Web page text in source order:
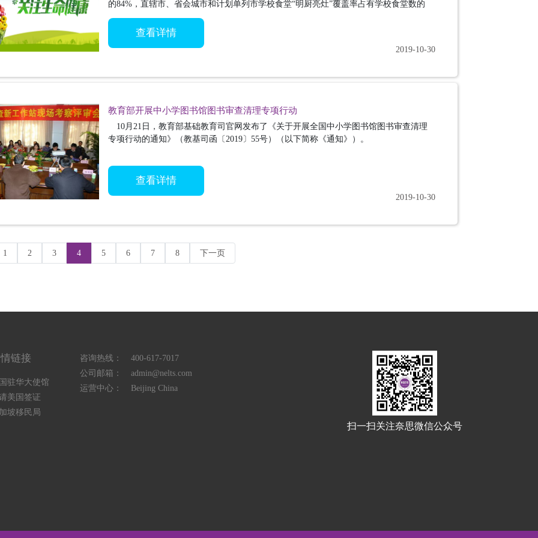
的84%，直辖市、省会城市和计划单列市学校食堂“明厨亮灶”覆盖率占有学校食堂数的
91%。
查看详情
2019-10-30
教育部开展中小学图书馆图书审查清理专项行动
10月21日，教育部基础教育司官网发布了《关于开展全国中小学图书馆图书审查清理
专项行动的通知》（教基司函〔2019〕55号）（以下简称《通知》）。
查看详情
2019-10-30
1 2 3 4 5 6 7 8 下一页
链接
驻华大使馆
美国签证
坡移民局
咨询热线：
400-617-7017
公司邮箱：
admin@nelts.com
运营中心：
Beijing China
扫一扫关注奈思微信公众号